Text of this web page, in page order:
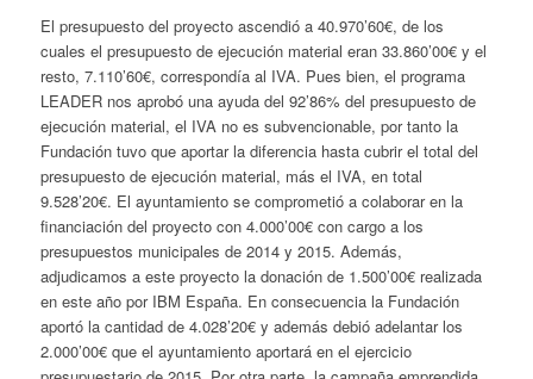
El presupuesto del proyecto ascendió a 40.970’60€, de los
cuales el presupuesto de ejecución material eran 33.860’00€ y el
resto, 7.110’60€, correspondía al IVA. Pues bien, el programa
LEADER nos aprobó una ayuda del 92’86% del presupuesto de
ejecución material, el IVA no es subvencionable, por tanto la
Fundación tuvo que aportar la diferencia hasta cubrir el total del
presupuesto de ejecución material, más el IVA, en total
9.528’20€. El ayuntamiento se comprometió a colaborar en la
financiación del proyecto con 4.000’00€ con cargo a los
presupuestos municipales de 2014 y 2015. Además,
adjudicamos a este proyecto la donación de 1.500’00€ realizada
en este año por IBM España. En consecuencia la Fundación
aportó la cantidad de 4.028’20€ y además debió adelantar los
2.000’00€ que el ayuntamiento aportará en el ejercicio